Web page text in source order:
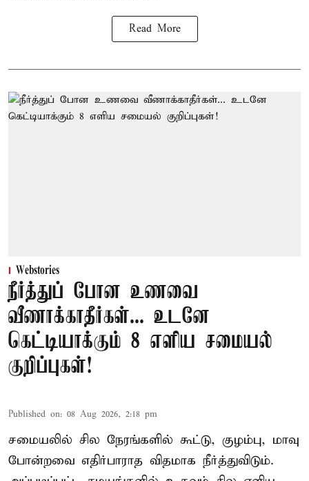
Read More
Webstories
நீர்த்துப் போன உணவை
வீணாக்காதீர்கள்... உடனே
கெட்டியாக்கும் 8 எளிய சமையல்
குறிப்புகள்!
Published on: 08 Aug 2026, 2:18 pm
சமையலில் சில நேரங்களில் கூட்டு, குழம்பு, மாவு
போன்றவை எதிர்பாராத விதமாக நீர்த்துவிடும்.